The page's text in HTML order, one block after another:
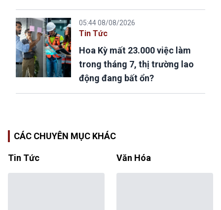
05:44 08/08/2026
Tin Tức
Hoa Kỳ mất 23.000 việc làm
trong tháng 7, thị trường lao
động đang bất ổn?
CÁC CHUYÊN MỤC KHÁC
Tin Tức Văn Hóa